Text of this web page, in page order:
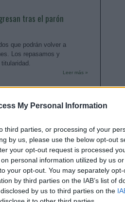
My Personal Information
third parties, or processing of your
by us, please use the below opt-out
your opt-out request is processed
personal information utilized by us
your opt-out. You may separately
by third parties on the IAB’s list of
by us to third parties on the
tras el parón
que podrán volver a
Los repasamos y
Leer más »
y será baja en el
Repasa las noticias de
Leer más »